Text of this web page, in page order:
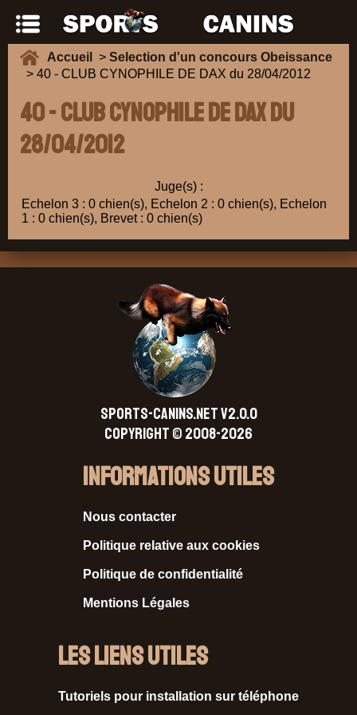
Accueil > Selection d'un concours Obeissance
> 40 - CLUB CYNOPHILE DE DAX du 28/04/2012
40 - CLUB CYNOPHILE DE DAX du
28/04/2012
Juge(s) :
Echelon 3 : 0 chien(s), Echelon 2 : 0 chien(s), Echelon
1 : 0 chien(s), Brevet : 0 chien(s)
SPORTS-CANINS.NET V2.0.0
Copyright © 2008-2026
Informations Utiles
Nous contacter
Politique relative aux cookies
Politique de confidentialité
Mentions Légales
Les liens utiles
Tutoriels pour installation sur téléphone